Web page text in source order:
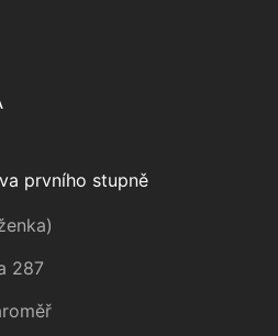
prvního stupně
287